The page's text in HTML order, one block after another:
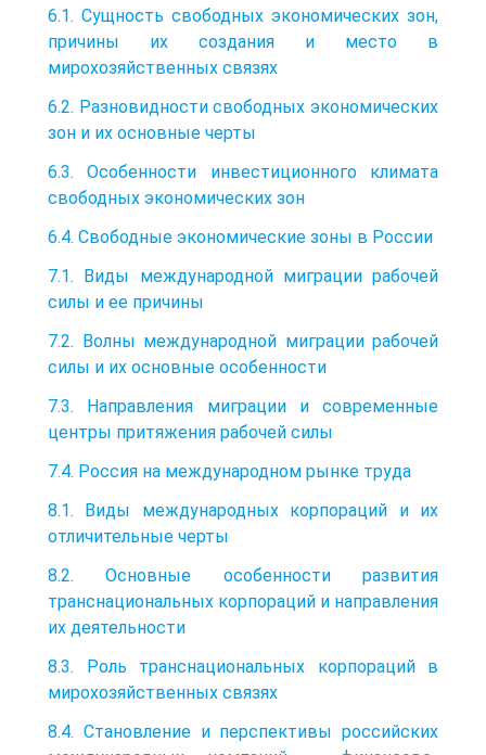
6.1. Сущность свободных экономических зон,
причины их создания и место в
мирохозяйственных связях
6.2. Разновидности свободных экономических
зон и их основные черты
6.3. Особенности инвестиционного климата
свободных экономических зон
6.4. Свободные экономические зоны в России
7.1. Виды международной миграции рабочей
силы и ее причины
7.2. Волны международной миграции рабочей
силы и их основные особенности
7.3. Направления миграции и современные
центры притяжения рабочей силы
7.4. Россия на международном рынке труда
8.1. Виды международных корпораций и их
отличительные черты
8.2. Основные особенности развития
транснациональных корпораций и направления
их деятельности
8.3. Роль транснациональных корпораций в
мирохозяйственных связях
8.4. Становление и перспективы российских